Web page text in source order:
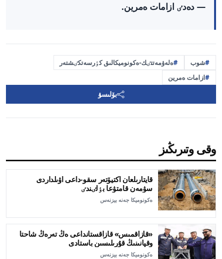
— دەدٸ ازامات ەمرين.
شوب
ەلەۋمەتتٸك-ەكونوميكالىق كٶرسەتكٸشتەر
ازامات ەمرين
بۆلىسۋ
وقى وتىرىڭىز
قايتارىلعان اكتيۆتەر سقو-داعى اۋىلداردى
سۋمەن قامتۋعا بٶلٸندٸ
ەكونوميكا جەنە بيزنەس
«قازاقمىس» قازاقستانداعى ەڭ تەرەڭ شاحتا
وقپانىنىڭ قۇرىلىسىن باستادى
ەكونوميكا جەنە بيزنەس